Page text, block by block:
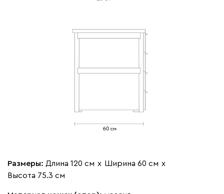
Размеры: Длина 120 см х Ширина 60 см х
Высота 75.3 см